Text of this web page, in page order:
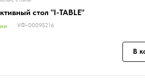
стол "I-TABLE"
УФ-00095216
В